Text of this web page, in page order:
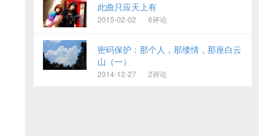
此曲只应天上有
2015-02-02 6评论
密码保护：那个人，那缕情，那座白云
山（一）
2014-12-27 2评论